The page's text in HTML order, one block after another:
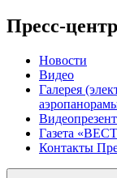
Пресс-центр
Новости
Видео
Галерея
Газета
Контакты